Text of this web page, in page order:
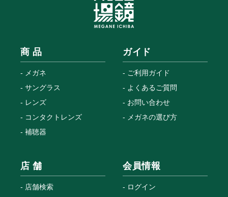
商 品
メガネ
サングラス
レンズ
コンタクトレンズ
補聴器
ガイド
ご利用ガイド
よくあるご質問
お問い合わせ
メガネの選び方
店 舗
店舗検索
会員情報
ログイン